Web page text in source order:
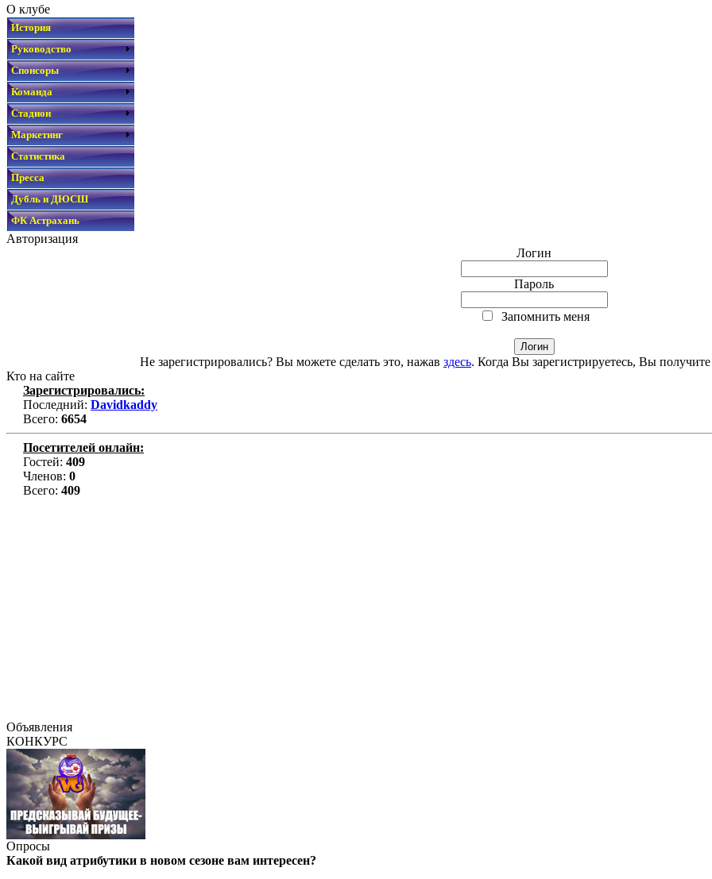
О клубе
История
Руководство
Спонсоры
Команда
Стадион
Маркетинг
Статистика
Пресса
Дубль и ДЮСШ
ФК Астрахань
Авторизация
Логин
Пароль
Запомнить меня
Не зарегистрировались? Вы можете сделать это, нажав здесь. Когда Вы зарегистрируетесь, Вы
Кто на сайте
Зарегистрировались:
Последний: Davidkaddy
Всего: 6654
Посетителей онлайн:
Гостей: 409
Членов: 0
Всего: 409
Объявления
КОНКУРС
Опросы
Какой вид атрибутики в новом сезоне вам интересен?